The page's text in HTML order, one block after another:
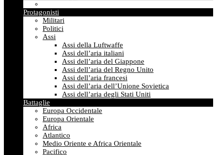
Protagonisti
Militari
Politici
Assi
Assi della Luftwaffe
Assi dell’aria italiani
Assi dell’aria del Giappone
Assi dell’aria del Regno Unito
Assi dell’aria francesi
Assi dell’aria dell’Unione Sovietica
Assi dell’aria degli Stati Uniti
Battaglie
Europa Occidentale
Europa Orientale
Africa
Atlantico
Medio Oriente e Africa Orientale
Pacifico